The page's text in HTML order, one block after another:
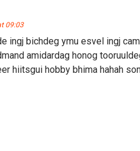
09:03
ingj bichdeg ymu esvel ingj
amidardag honog
hiitsgui hobby bhima hahah